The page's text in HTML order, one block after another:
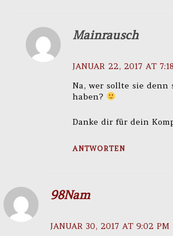
Mainrausch
JANUAR 22, 2017 AT
Na, wer sollte sie denn
haben?
Danke dir für dein
ANTWORTEN
98Nam
JANUAR 30, 2017 AT 9:02 PM